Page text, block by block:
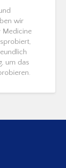
wir
Medicine
um das